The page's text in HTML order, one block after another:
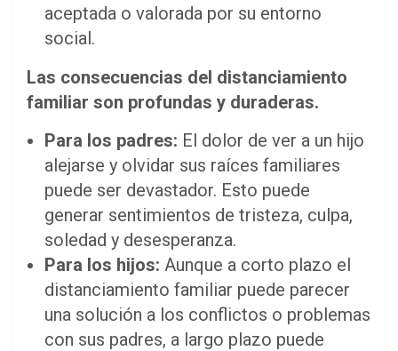
aceptada o valorada por su entorno
social.
Las consecuencias del distanciamiento
familiar son profundas y duraderas.
Para los padres: El dolor de ver a un hijo
alejarse y olvidar sus raíces familiares
puede ser devastador. Esto puede
generar sentimientos de tristeza, culpa,
soledad y desesperanza.
Para los hijos: Aunque a corto plazo el
distanciamiento familiar puede parecer
una solución a los conflictos o problemas
con sus padres, a largo plazo puede